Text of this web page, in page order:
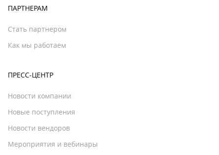
ПАРТНЕРАМ
Стать партнером
Как мы работаем
ПРЕСС-ЦЕНТР
Новости компании
Новые поступления
Новости вендоров
Мероприятия и вебинары